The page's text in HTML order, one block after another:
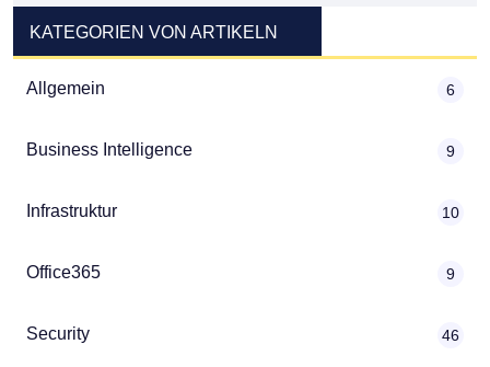
KATEGORIEN VON ARTIKELN
Allgemein 6
Business Intelligence 9
Infrastruktur 10
Office365 9
Security 46